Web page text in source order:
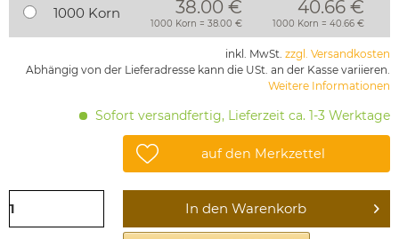
1000 Korn 38.00 €
1000 Korn = 38.00 €
40.66 €
1000 Korn = 40.66 €
inkl. MwSt. zzgl. Versandkosten
Abhängig von der Lieferadresse kann die USt. an der Kasse variieren.
Weitere Informationen
Sofort versandfertig, Lieferzeit ca. 1-3 Werktage
auf den Merkzettel
In den Warenkorb